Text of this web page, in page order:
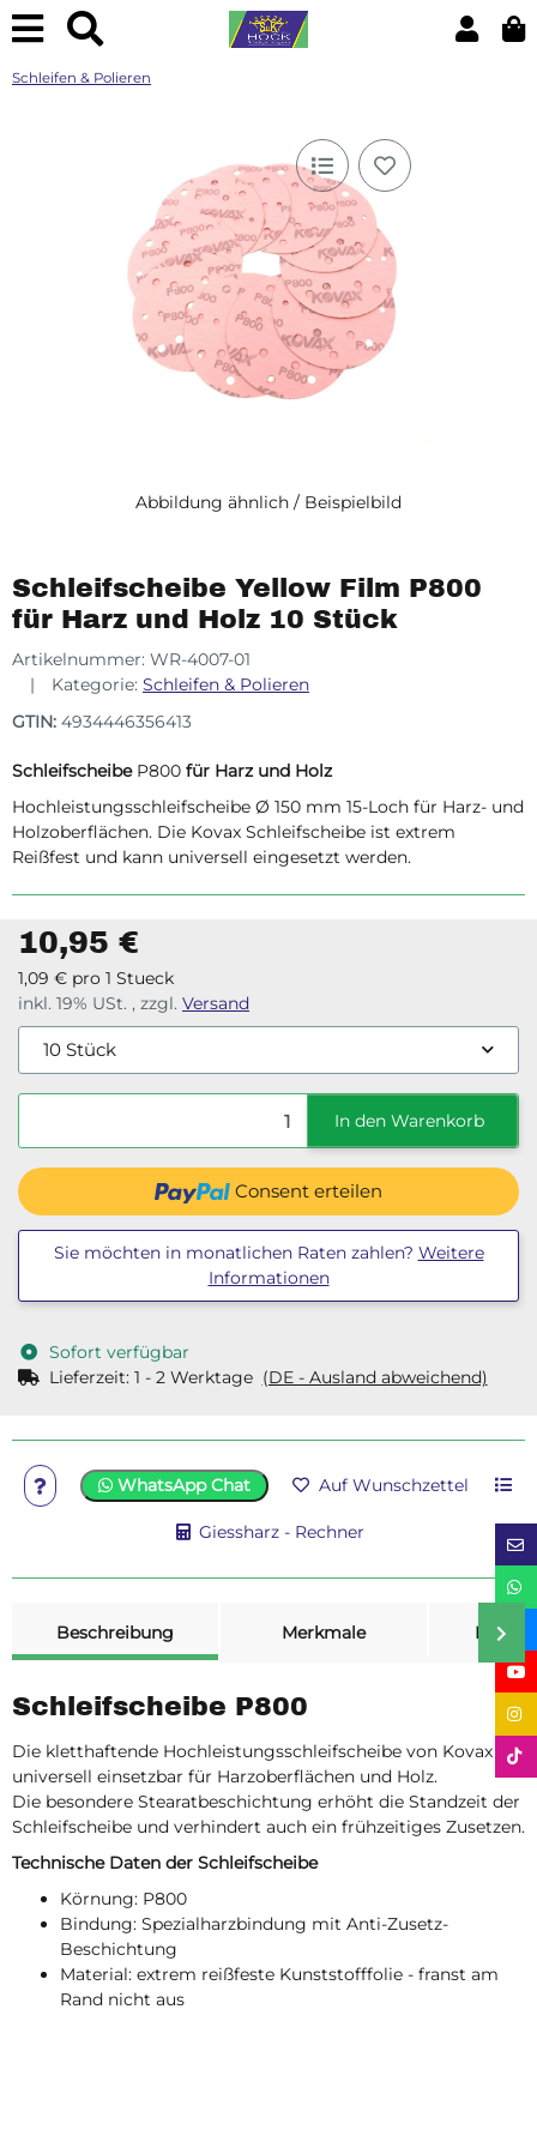
Schleifen & Polieren
Abbildung ähnlich / Beispielbild
Schleifscheibe Yellow Film P800
für Harz und Holz 10 Stück
Artikelnummer: WR-4007-01
Kategorie: Schleifen & Polieren
GTIN: 4934446356413
Schleifscheibe P800 für Harz und Holz
Hochleistungsschleifscheibe Ø 150 mm 15-Loch für Harz- und
Holzoberflächen. Die Kovax Schleifscheibe ist extrem
Reißfest und kann universell eingesetzt werden.
10,95 €
1,09 € pro 1 Stueck
inkl. 19% USt. , zzgl. Versand
10 Stück
In den Warenkorb
Consent erteilen
Sie möchten in monatlichen Raten zahlen? Weitere
Informationen
Sofort verfügbar
Lieferzeit: 1 - 2 Werktage (DE - Ausland abweichend)
WhatsApp Chat Auf Wunschzettel
Giessharz - Rechner
Beschreibung
Merkmale
Schleifscheibe P800
Die kletthaftende Hochleistungsschleifscheibe von Kovax ist
universell einsetzbar für Harzoberflächen und Holz.
Die besondere Stearatbeschichtung erhöht die Standzeit der
Schleifscheibe und verhindert auch ein frühzeitiges Zusetzen.
Technische Daten der Schleifscheibe
Körnung: P800
Bindung: Spezialharzbindung mit Anti-Zusetz-
Beschichtung
Material: extrem reißfeste Kunststofffolie - franst am
Rand nicht aus